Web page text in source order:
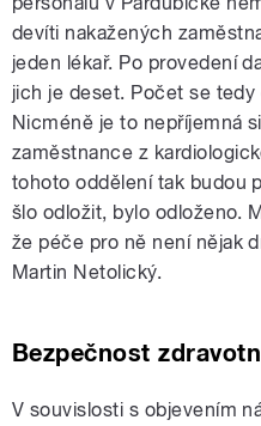
devíti nakažených
jeden lékař. Po provedení
jich je deset. Počet se
Nicméně je to nepříjemná
zaměstnance z
tohoto oddělení tak budou
šlo odložit, bylo odloženo.
že péče pro ně není nějak
Martin Netolický.
Bezpečnost
V souvislosti s objevením